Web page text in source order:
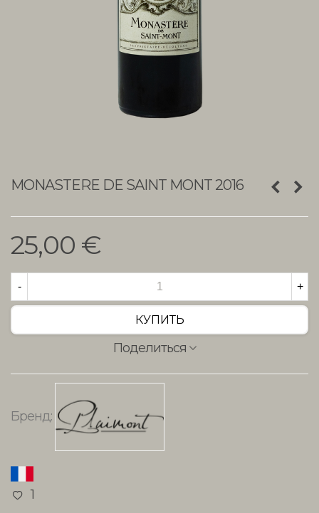
MONASTERE DE SAINT MONT 2016
25,00 €
- +
КУПИТЬ
Поделиться
Бренд:
1